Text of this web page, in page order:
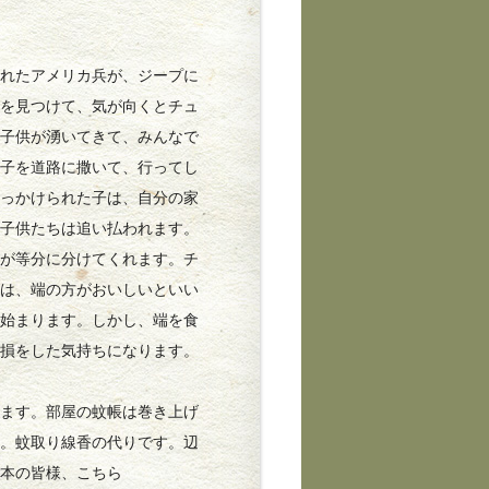
たアメリカ兵が、ジープに
見つけて、気が向くとチュ
供が湧いてきて、みんなで
を道路に撒いて、行ってし
かけられた子は、自分の家
供たちは追い払われます。
等分に分けてくれます。チ
、端の方がおいしいといい
まります。しかし、端を食
をした気持ちになります。
す。部屋の蚊帳は巻き上げ
蚊取り線香の代りです。辺
の皆様、こちら